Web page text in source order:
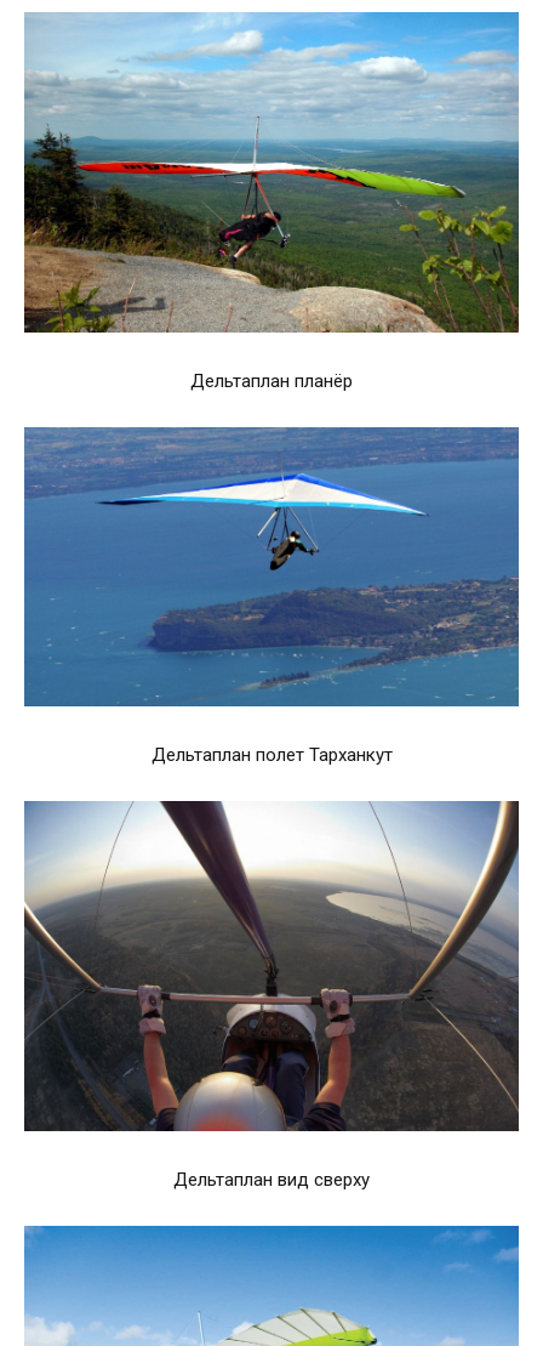
Дельтаплан планёр
Дельтаплан полет Тарханкут
Дельтаплан вид сверху